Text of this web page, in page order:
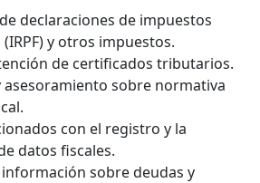
declaraciones de impuestos
y otros impuestos.
de certificados tributarios.
sobre normativa
con el registro y la
datos fiscales.
sobre deudas y